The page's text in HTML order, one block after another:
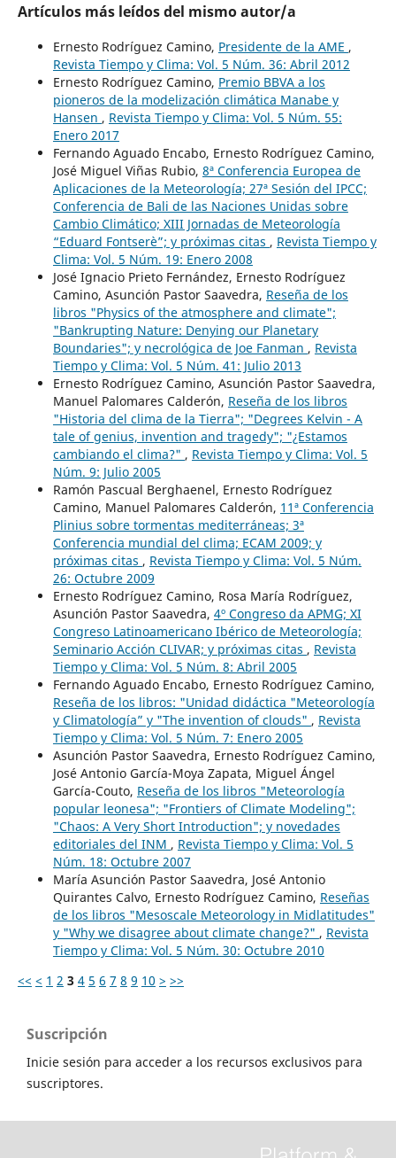
Artículos más leídos del mismo autor/a
Ernesto Rodríguez Camino, Presidente de la AME ,
Revista Tiempo y Clima: Vol. 5 Núm. 36: Abril 2012
Ernesto Rodríguez Camino, Premio BBVA a los
pioneros de la modelización climática Manabe y
Hansen , Revista Tiempo y Clima: Vol. 5 Núm. 55:
Enero 2017
Fernando Aguado Encabo, Ernesto Rodríguez Camino,
José Miguel Viñas Rubio, 8ª Conferencia Europea de
Aplicaciones de la Meteorología; 27ª Sesión del IPCC;
Conferencia de Bali de las Naciones Unidas sobre
Cambio Climático; XIII Jornadas de Meteorología
“Eduard Fontserè”; y próximas citas , Revista Tiempo y
Clima: Vol. 5 Núm. 19: Enero 2008
José Ignacio Prieto Fernández, Ernesto Rodríguez
Camino, Asunción Pastor Saavedra, Reseña de los
libros "Physics of the atmosphere and climate";
"Bankrupting Nature: Denying our Planetary
Boundaries"; y necrológica de Joe Fanman , Revista
Tiempo y Clima: Vol. 5 Núm. 41: Julio 2013
Ernesto Rodríguez Camino, Asunción Pastor Saavedra,
Manuel Palomares Calderón, Reseña de los libros
"Historia del clima de la Tierra"; "Degrees Kelvin - A
tale of genius, invention and tragedy"; "¿Estamos
cambiando el clima?" , Revista Tiempo y Clima: Vol. 5
Núm. 9: Julio 2005
Ramón Pascual Berghaenel, Ernesto Rodríguez
Camino, Manuel Palomares Calderón, 11ª Conferencia
Plinius sobre tormentas mediterráneas; 3ª
Conferencia mundial del clima; ECAM 2009; y
próximas citas , Revista Tiempo y Clima: Vol. 5 Núm.
26: Octubre 2009
Ernesto Rodríguez Camino, Rosa María Rodríguez,
Asunción Pastor Saavedra, 4º Congreso da APMG; XI
Congreso Latinoamericano Ibérico de Meteorología;
Seminario Acción CLIVAR; y próximas citas , Revista
Tiempo y Clima: Vol. 5 Núm. 8: Abril 2005
Fernando Aguado Encabo, Ernesto Rodríguez Camino,
Reseña de los libros: "Unidad didáctica "Meteorología
y Climatología” y "The invention of clouds" , Revista
Tiempo y Clima: Vol. 5 Núm. 7: Enero 2005
Asunción Pastor Saavedra, Ernesto Rodríguez Camino,
José Antonio García-Moya Zapata, Miguel Ángel
García-Couto, Reseña de los libros "Meteorología
popular leonesa"; "Frontiers of Climate Modeling";
"Chaos: A Very Short Introduction"; y novedades
editoriales del INM , Revista Tiempo y Clima: Vol. 5
Núm. 18: Octubre 2007
María Asunción Pastor Saavedra, José Antonio
Quirantes Calvo, Ernesto Rodríguez Camino, Reseñas
de los libros "Mesoscale Meteorology in Midlatitudes"
y "Why we disagree about climate change?" , Revista
Tiempo y Clima: Vol. 5 Núm. 30: Octubre 2010
<< < 1 2 3 4 5 6 7 8 9 10 > >>
Suscripción
Inicie sesión para acceder a los recursos exclusivos para
suscriptores.